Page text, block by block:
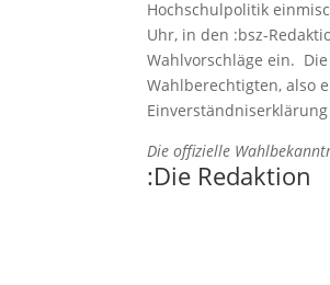
Hochschulpolitik
Uhr, in den :bsz-
Wahlvorschläge ein.
Wahlberechtigten, also
Die offizielle
:Die Redaktion